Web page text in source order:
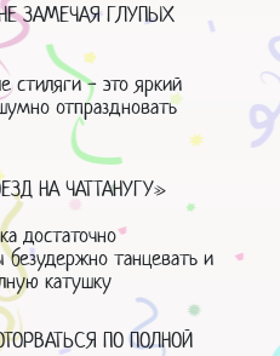
ЗАМЕЧАЯ ГЛУПЫХ
стиляги - это яркий
отпраздновать
НА ЧАТТАНУГУ»
достаточно
безудержно танцевать и
катушку
ПО ПОЛНОЙ